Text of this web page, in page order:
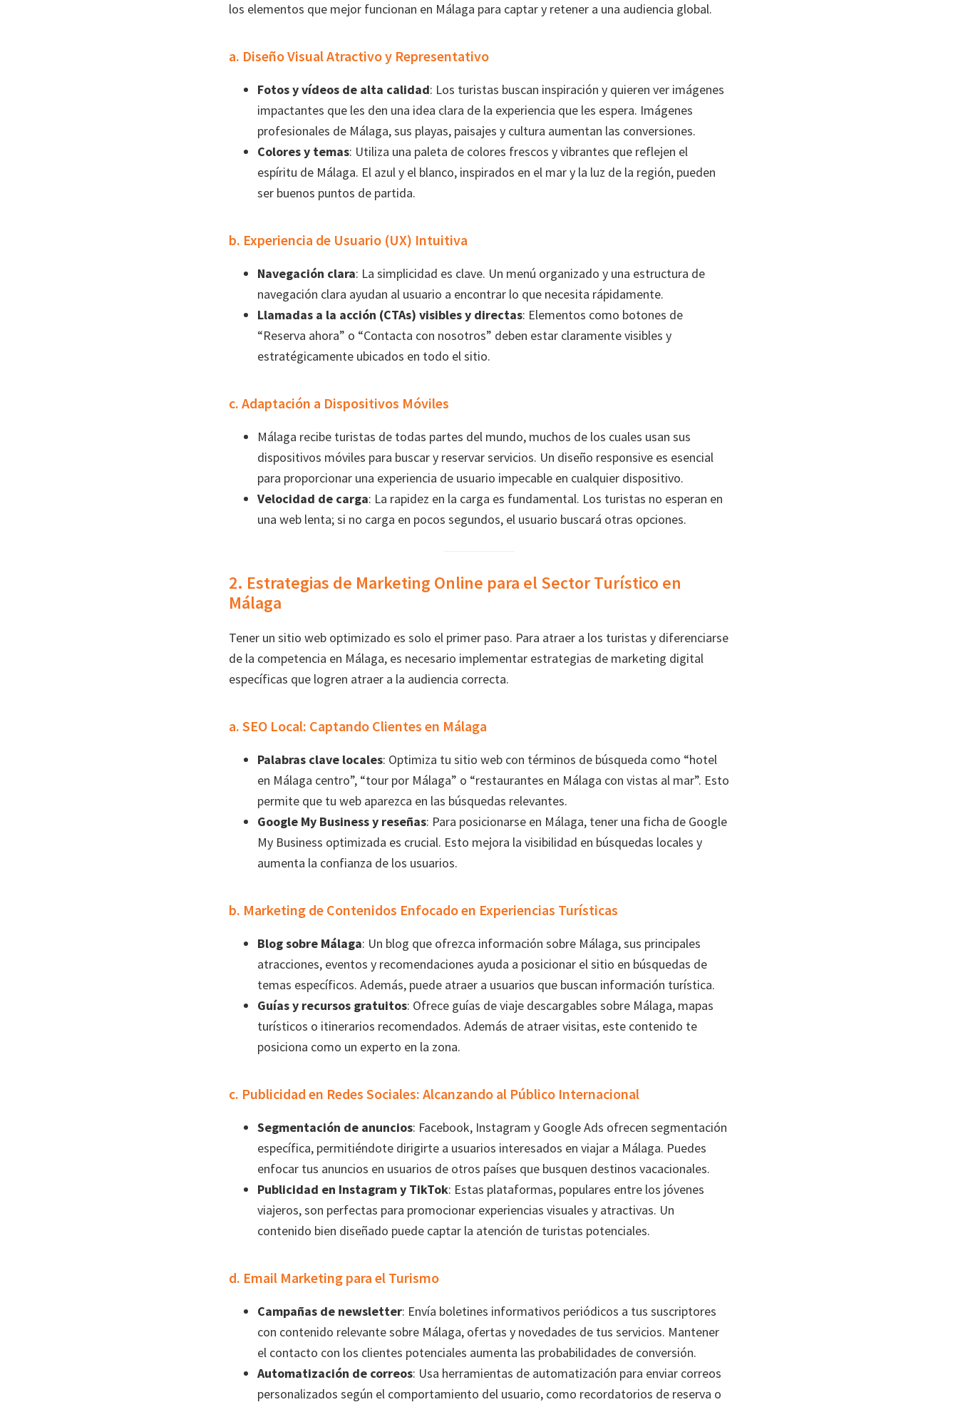
los elementos que mejor funcionan en Málaga para captar y retener a una audiencia global.
a. Diseño Visual Atractivo y Representativo
Fotos y vídeos de alta calidad: Los turistas buscan inspiración y quieren ver imágenes
impactantes que les den una idea clara de la experiencia que les espera. Imágenes
profesionales de Málaga, sus playas, paisajes y cultura aumentan las conversiones.
Colores y temas: Utiliza una paleta de colores frescos y vibrantes que reflejen el
espíritu de Málaga. El azul y el blanco, inspirados en el mar y la luz de la región, pueden
ser buenos puntos de partida.
b. Experiencia de Usuario (UX) Intuitiva
Navegación clara: La simplicidad es clave. Un menú organizado y una estructura de
navegación clara ayudan al usuario a encontrar lo que necesita rápidamente.
Llamadas a la acción (CTAs) visibles y directas: Elementos como botones de
“Reserva ahora” o “Contacta con nosotros” deben estar claramente visibles y
estratégicamente ubicados en todo el sitio.
c. Adaptación a Dispositivos Móviles
Málaga recibe turistas de todas partes del mundo, muchos de los cuales usan sus
dispositivos móviles para buscar y reservar servicios. Un diseño responsive es esencial
para proporcionar una experiencia de usuario impecable en cualquier dispositivo.
Velocidad de carga: La rapidez en la carga es fundamental. Los turistas no esperan en
una web lenta; si no carga en pocos segundos, el usuario buscará otras opciones.
2. Estrategias de Marketing Online para el Sector Turístico en
Málaga
Tener un sitio web optimizado es solo el primer paso. Para atraer a los turistas y diferenciarse
de la competencia en Málaga, es necesario implementar estrategias de marketing digital
específicas que logren atraer a la audiencia correcta.
a. SEO Local: Captando Clientes en Málaga
Palabras clave locales: Optimiza tu sitio web con términos de búsqueda como “hotel
en Málaga centro”, “tour por Málaga” o “restaurantes en Málaga con vistas al mar”. Esto
permite que tu web aparezca en las búsquedas relevantes.
Google My Business y reseñas: Para posicionarse en Málaga, tener una ficha de Google
My Business optimizada es crucial. Esto mejora la visibilidad en búsquedas locales y
aumenta la confianza de los usuarios.
b. Marketing de Contenidos Enfocado en Experiencias Turísticas
Blog sobre Málaga: Un blog que ofrezca información sobre Málaga, sus principales
atracciones, eventos y recomendaciones ayuda a posicionar el sitio en búsquedas de
temas específicos. Además, puede atraer a usuarios que buscan información turística.
Guías y recursos gratuitos: Ofrece guías de viaje descargables sobre Málaga, mapas
turísticos o itinerarios recomendados. Además de atraer visitas, este contenido te
posiciona como un experto en la zona.
c. Publicidad en Redes Sociales: Alcanzando al Público Internacional
Segmentación de anuncios: Facebook, Instagram y Google Ads ofrecen segmentación
específica, permitiéndote dirigirte a usuarios interesados en viajar a Málaga. Puedes
enfocar tus anuncios en usuarios de otros países que busquen destinos vacacionales.
Publicidad en Instagram y TikTok: Estas plataformas, populares entre los jóvenes
viajeros, son perfectas para promocionar experiencias visuales y atractivas. Un
contenido bien diseñado puede captar la atención de turistas potenciales.
d. Email Marketing para el Turismo
Campañas de newsletter: Envía boletines informativos periódicos a tus suscriptores
con contenido relevante sobre Málaga, ofertas y novedades de tus servicios. Mantener
el contacto con los clientes potenciales aumenta las probabilidades de conversión.
Automatización de correos: Usa herramientas de automatización para enviar correos
personalizados según el comportamiento del usuario, como recordatorios de reserva o